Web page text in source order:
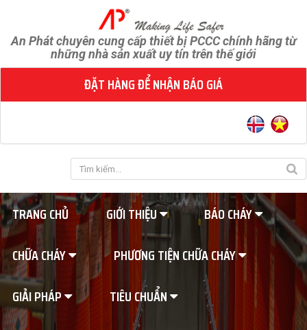
An Phát chuyên cung cấp thiết bị PCCC chính hãng từ
những nhà sản xuất uy tín trên thế giới
ĐẶT HÀNG ĐỂ NHẬN BÁO GIÁ
TRANG CHỦ GIỚI THIỆU
BÁO CHÁY
CHỮA CHÁY
PHƯƠNG TIỆN CHỮA CHÁY
GIẢI PHÁP
TIÊU CHUẨN